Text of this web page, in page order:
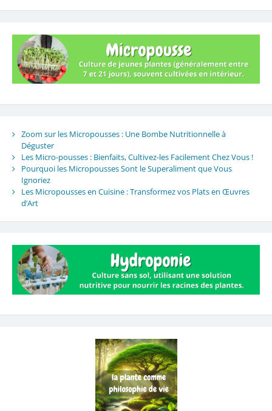
Zoom sur les Micropousses : Une Bombe Nutritionnelle à
Déguster
Les Micro-pousses : Bienfaits, Cultivez-les Facilement Chez Vous !
Pourquoi les Micropousses Sont le Superaliment que Vous
Ignoriez
Les Micropousses en Cuisine : Transformez vos Plats en Œuvres
d’Art